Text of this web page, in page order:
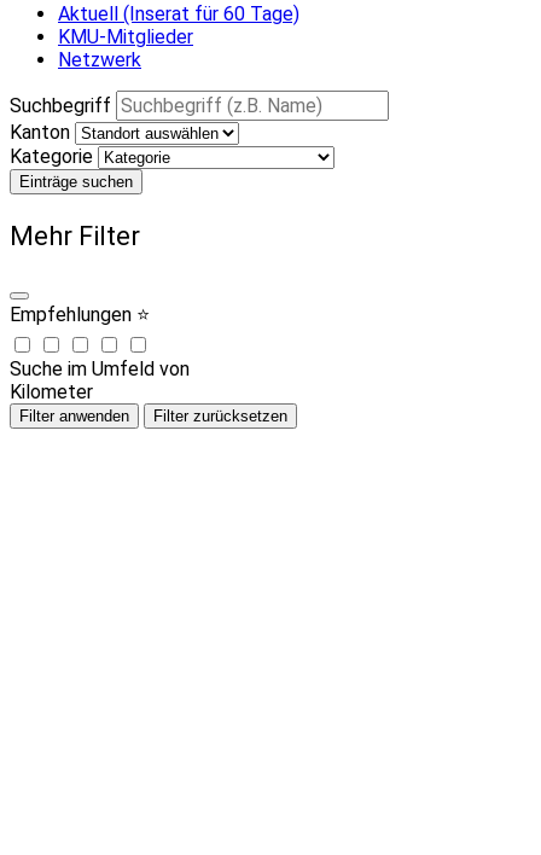
Aktuell (Inserat für 60 Tage)
KMU-Mitglieder
Netzwerk
Suchbegriff
Kanton
Kategorie
Einträge suchen
Mehr Filter
Empfehlungen ⭐
Suche im Umfeld von
Kilometer
Filter anwenden Filter zurücksetzen